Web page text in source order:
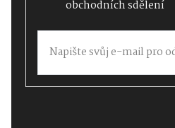
obchodních sdělení